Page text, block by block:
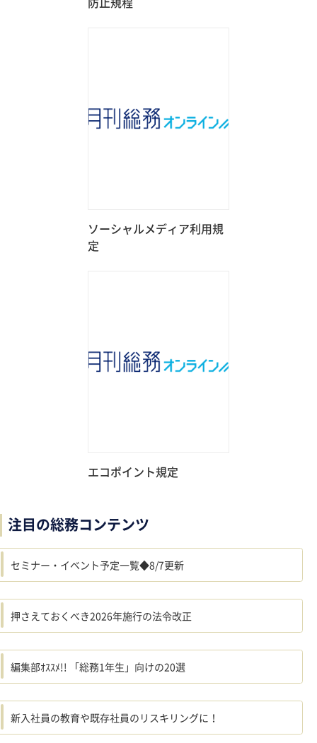
ソーシャルメディア利用規
定
エコポイント規定
注目の総務コンテンツ
セミナー・イベント予定一覧◆8/7更新
押さえておくべき2026年施行の法令改正
編集部ｵｽｽﾒ!! 「総務1年生」向けの20選
新入社員の教育や既存社員のリスキリングに！